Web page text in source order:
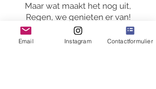
Maar wat maakt het nog uit,
Regen, we genieten er van!
Want het regent, het regent, het
Email Instagram Contactformulier